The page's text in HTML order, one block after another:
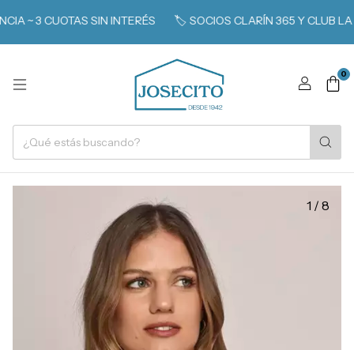
~ 3 CUOTAS SIN INTERÉS 🏷️ SOCIOS CLARÍN 365 Y CLUB LA
0
1 / 8